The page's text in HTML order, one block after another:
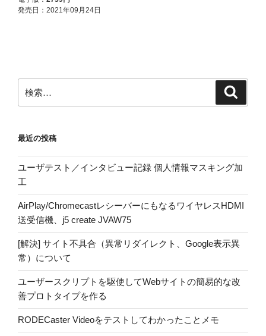
索:
最近の投稿
ユーザテスト／インタビュー記録 個人情報マスキング加
工
AirPlay/ChromecastレシーバーにもなるワイヤレスHDMI
送受信機、j5 create JVAW75
[解決] サイト不具合（異常リダイレクト、Google表示異
常）について
ユーザースクリプトを駆使してWebサイトの簡易的な改
善プロトタイプを作る
RODECaster Videoをテストしてわかったことメモ